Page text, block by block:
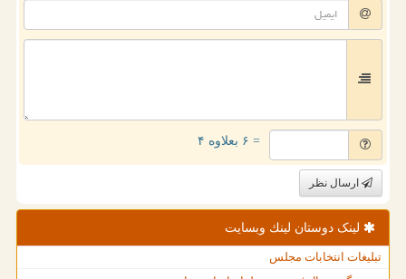
= ۶ بعلاوه ۴
ارسال نظر
لینک دوستان لینك وبسایت
تبلیغات انتخابات مجلس